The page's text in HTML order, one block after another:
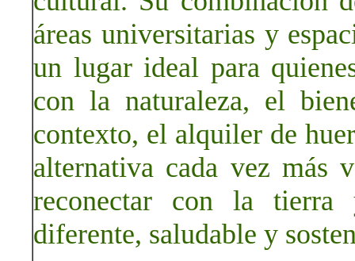
áreas universitarias y
un lugar ideal para
con la naturaleza, el
contexto, el alquiler de
alternativa cada vez más
reconectar con la tierra
diferente, saludable y